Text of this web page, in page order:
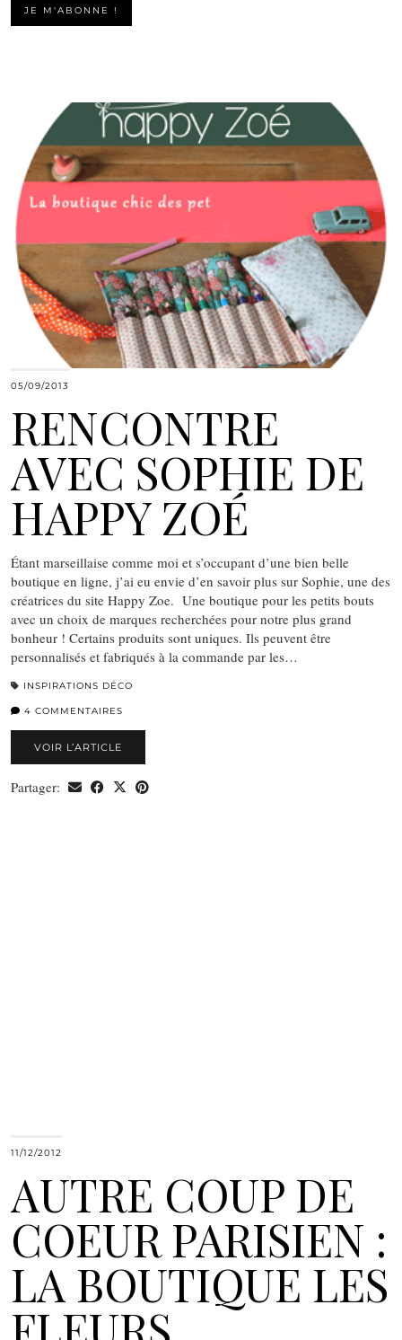
05/09/2013
RENCONTRE
AVEC SOPHIE DE
HAPPY ZOÉ
Étant marseillaise comme moi et s’occupant d’une bien belle
boutique en ligne, j’ai eu envie d’en savoir plus sur Sophie, une des
créatrices du site Happy Zoe. Une boutique pour les petits bouts
avec un choix de marques recherchées pour notre plus grand
bonheur ! Certains produits sont uniques. Ils peuvent être
personnalisés et fabriqués à la commande par les…
INSPIRATIONS DÉCO
4 COMMENTAIRES
VOIR L’ARTICLE
Partager:
11/12/2012
AUTRE COUP DE
COEUR PARISIEN :
LA BOUTIQUE LES